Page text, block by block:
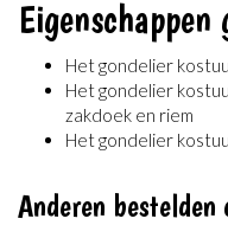
Het gondelier
Het gondelier
zakdoek en riem
Het gondelier
Anderen bestelden